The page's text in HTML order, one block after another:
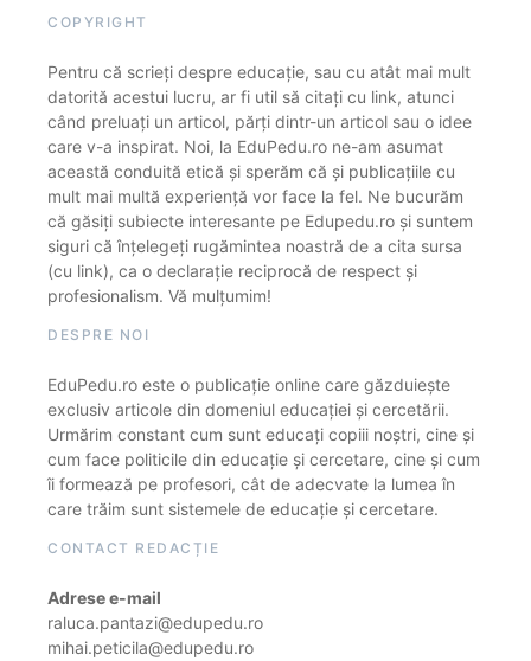
COPYRIGHT
Pentru că scrieți despre educație, sau cu atât mai mult
datorită acestui lucru, ar fi util să citați cu link, atunci
când preluați un articol, părți dintr-un articol sau o idee
care v-a inspirat. Noi, la EduPedu.ro ne-am asumat
această conduită etică și sperăm că și publicațiile cu
mult mai multă experiență vor face la fel. Ne bucurăm
că găsiți subiecte interesante pe Edupedu.ro și suntem
siguri că înțelegeți rugămintea noastră de a cita sursa
(cu link), ca o declarație reciprocă de respect și
profesionalism. Vă mulțumim!
DESPRE NOI
EduPedu.ro este o publicație online care găzduiește
exclusiv articole din domeniul educației și cercetării.
Urmărim constant cum sunt educați copiii noștri, cine și
cum face politicile din educație și cercetare, cine și cum
îi formează pe profesori, cât de adecvate la lumea în
care trăim sunt sistemele de educație și cercetare.
CONTACT REDACȚIE
Adrese e-mail
raluca.pantazi@edupedu.ro
mihai.peticila@edupedu.ro